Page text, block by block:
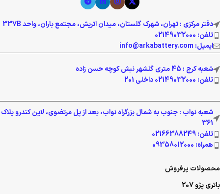
دفتر مرکزی : تهران، شهرک گلستان، میدان اتریش، مجتمع باران، واحد 337B
تلفن: 02149032000
ایمیل: info@arkabattery.com
شعبه کرج : 45 متری گلشهر نبش کوچه حسن زاده
تلفن: 02149032000 داخلی 201
شعبه نواب : جنوب به شمال بزرگراه نواب، بعد از پل مرتضوی، لاین کندرو پلاک
361
تلفن: 02166388249
همراه: 09358012000
محصولات پرفروش
باتری پژو 207